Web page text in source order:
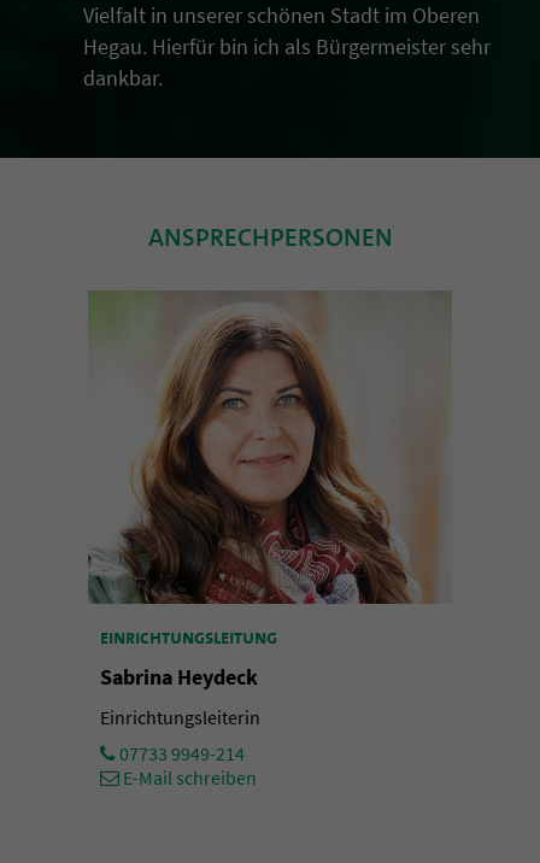
Viel­falt in unserer schönen Stadt im Oberen
Hegau. Hierfür bin ich als Bürger­meister sehr
dankbar.
ANSPRECHPERSONEN
einrichtungsleitung
Sabrina Heydeck
Einrichtungsleiterin
07733 9949-214
E-Mail schreiben